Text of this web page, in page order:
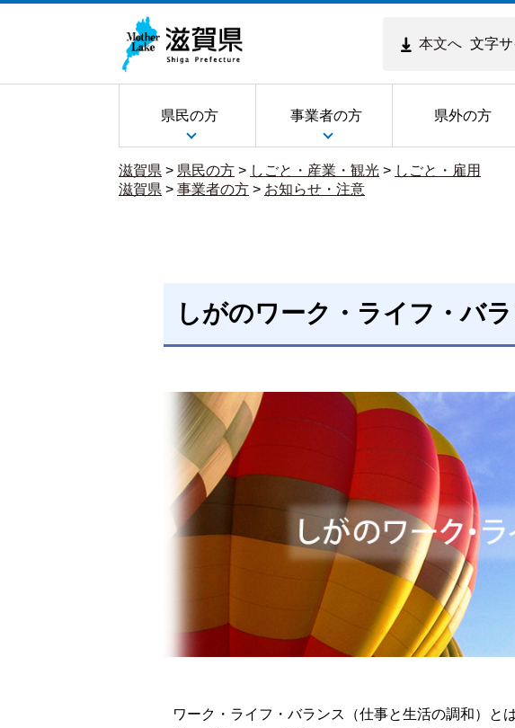
本文へ 文字
県民の方 事業者の方 県外の方
滋賀県 > 県民の方 > しごと・産業・観光 > しごと・雇用
滋賀県 > 事業者の方 > お知らせ・注意
しがのワーク・ライフ・バ
ワーク・ライフ・バランス（仕事と生活の調和）と